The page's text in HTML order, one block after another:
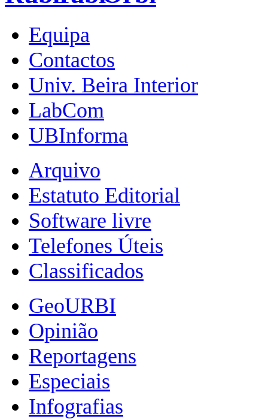
Equipa
Contactos
Univ. Beira Interior
LabCom
UBInforma
Arquivo
Estatuto Editorial
Software livre
Telefones Úteis
Classificados
GeoURBI
Opinião
Reportagens
Especiais
Infografias